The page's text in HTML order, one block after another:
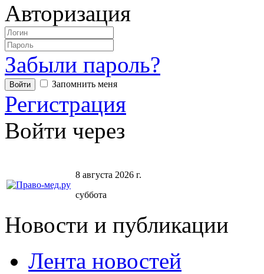
Авторизация
Забыли пароль?
Запомнить меня
Регистрация
Войти через
8 августа 2026 г.
суббота
Новости и публикации
Лента новостей